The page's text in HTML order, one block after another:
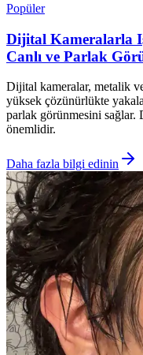
Popüler
Dijital Kameralarla
Canlı ve Parlak
Dijital kameralar, metalik ve
yüksek çözünürlükte
parlak görünmesini sağlar.
önemlidir.
Daha fazla bilgi edinin